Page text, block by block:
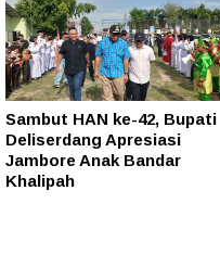
Sambut HAN ke-42, Bupati
Deliserdang Apresiasi
Jambore Anak Bandar
Khalipah